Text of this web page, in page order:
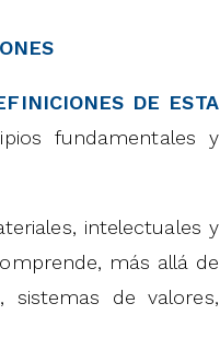
DE ESTA
fundamentales y
intelectuales y
más allá de
de valores,